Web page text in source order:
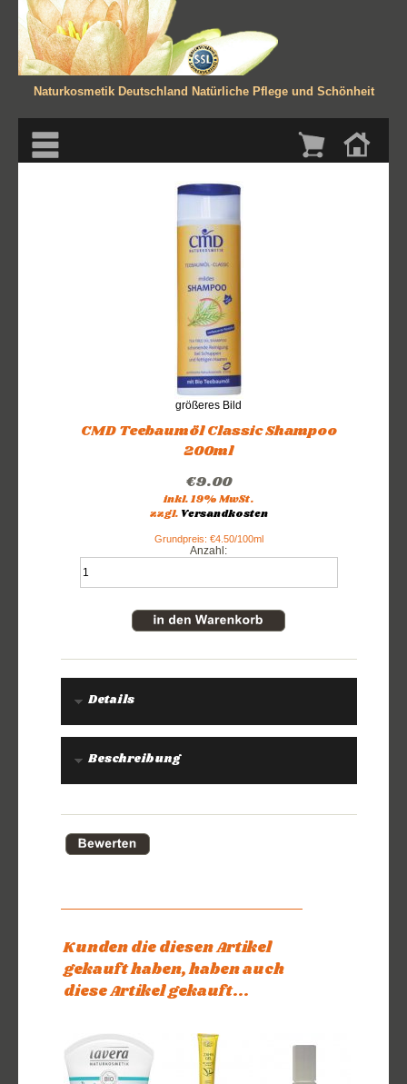
Naturkosmetik Deutschland Natürliche Pflege und Schönheit
größeres Bild
CMD Teebaumöl Classic Shampoo
200ml
€9.00
inkl. 19% MwSt.
zzgl. Versandkosten
Grundpreis: €4.50/100ml
Details
Beschreibung
Kunden die diesen Artikel
gekauft haben, haben auch
diese Artikel gekauft...